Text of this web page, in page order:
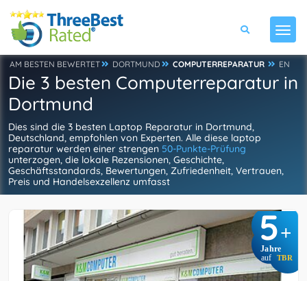
AM BESTEN BEWERTET DORTMUND COMPUTERREPARATUR EN
Die 3 besten Computerreparatur in
Dortmund
Dies sind die 3 besten Laptop Reparatur in Dortmund,
Deutschland, empfohlen von Experten. Alle diese laptop
reparatur werden einer strengen 50-Punkte-Prüfung
unterzogen, die lokale Rezensionen, Geschichte,
Geschäftsstandards, Bewertungen, Zufriedenheit, Vertrauen,
Preis und Handelsexzellenz umfasst
5+
Jahre
auf TBR